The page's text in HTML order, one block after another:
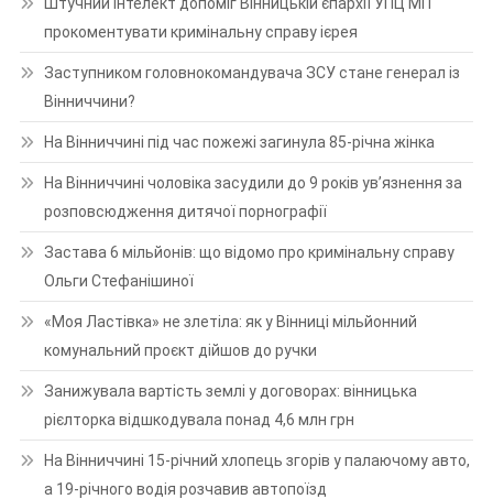
прокоментувати кримінальну справу ієрея
Заступником головнокомандувача ЗСУ стане генерал із
Вінниччини?
На Вінниччині під час пожежі загинула 85-річна жінка
На Вінниччині чоловіка засудили до 9 років ув’язнення за
розповсюдження дитячої порнографії
Застава 6 мільйонів: що відомо про кримінальну справу
Ольги Стефанішиної
«Моя Ластівка» не злетіла: як у Вінниці мільйонний
комунальний проєкт дійшов до ручки
Занижувала вартість землі у договорах: вінницька
рієлторка відшкодувала понад 4,6 млн грн
На Вінниччині 15-річний хлопець згорів у палаючому авто,
а 19-річного водія розчавив автопоїзд